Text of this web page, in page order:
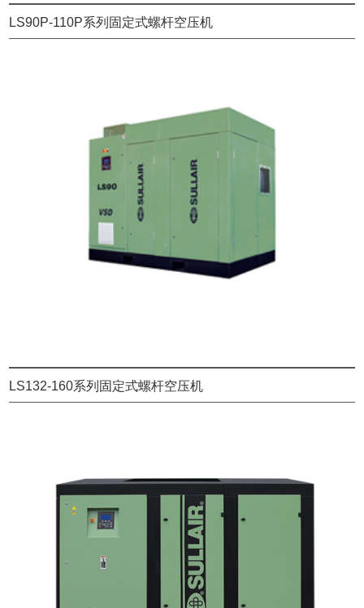
LS90P-110P系列固定式螺杆空压机
LS132-160系列固定式螺杆空压机